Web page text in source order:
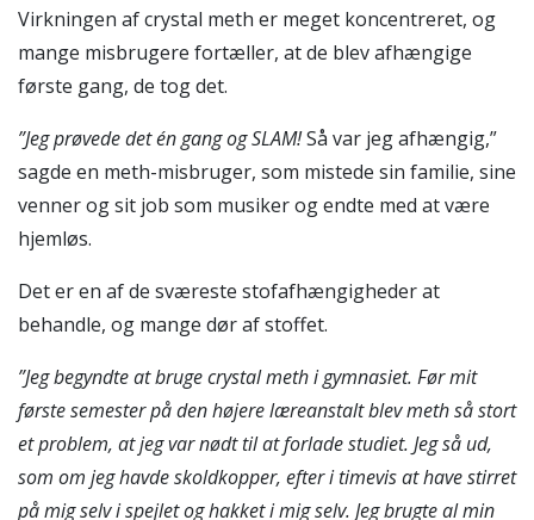
Virkningen af crystal meth er meget koncentreret, og
mange misbrugere fortæller, at de blev afhængige
første gang, de tog det.
”Jeg prøvede det én gang og SLAM!Så var jeg afhængig,”
sagde en meth-misbruger, som mistede sin familie, sine
venner og sit job som musiker og endte med at være
hjemløs.
Det er en af de sværeste stofafhængigheder at
behandle, og mange dør af stoffet.
”Jeg begyndte at bruge crystal meth i gymnasiet. Før mit
første semester på den højere læreanstalt blev meth så stort
et problem, at jeg var nødt til at forlade studiet. Jeg så ud,
som om jeg havde skoldkopper, efter i timevis at have stirret
på mig selv i spejlet og hakket i mig selv. Jeg brugte al min